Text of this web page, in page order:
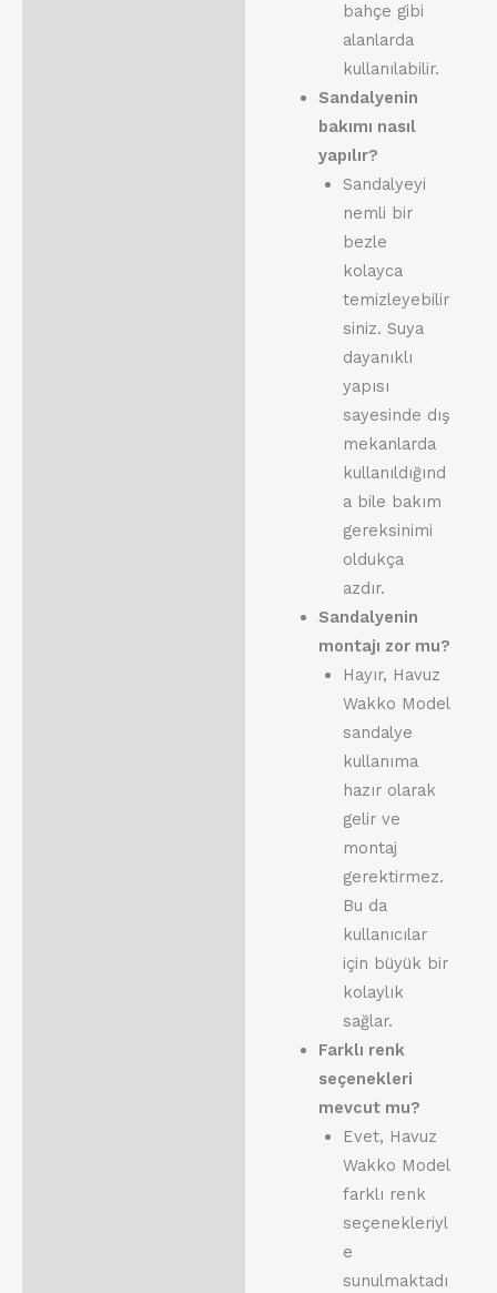
bahçe gibi
alanlarda
kullanılabilir.
Sandalyenin
bakımı nasıl
yapılır?
Sandalyeyi
nemli bir
bezle
kolayca
temizleyebilir
siniz. Suya
dayanıklı
yapısı
sayesinde dış
mekanlarda
kullanıldığınd
a bile bakım
gereksinimi
oldukça
azdır.
Sandalyenin
montajı zor mu?
Hayır, Havuz
Wakko Model
sandalye
kullanıma
hazır olarak
gelir ve
montaj
gerektirmez.
Bu da
kullanıcılar
için büyük bir
kolaylık
sağlar.
Farklı renk
seçenekleri
mevcut mu?
Evet, Havuz
Wakko Model
farklı renk
seçenekleriyl
e
sunulmaktadı